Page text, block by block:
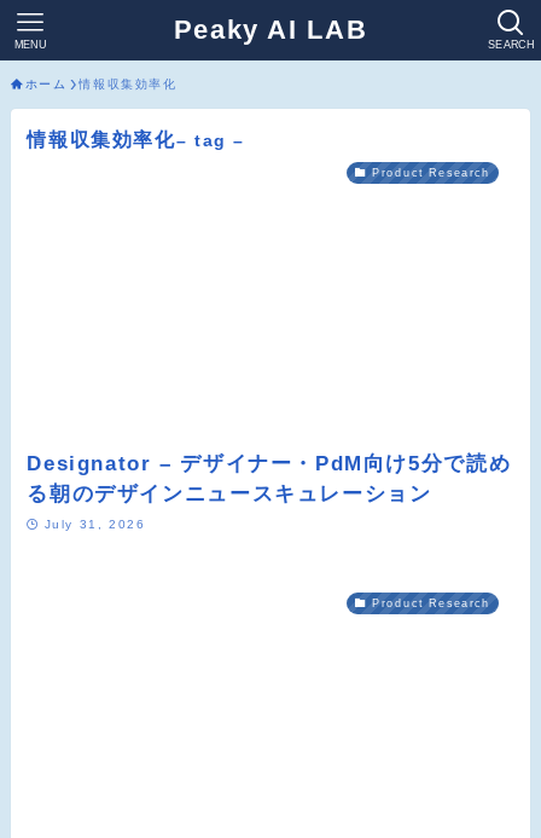
Peaky AI LAB SEARCH
MENU
ホーム 情報収集効率化
情報収集効率化– tag –
Product Research
Designator – デザイナー・PdM向け5分で読め
る朝のデザインニュースキュレーション
July 31, 2026
Product Research